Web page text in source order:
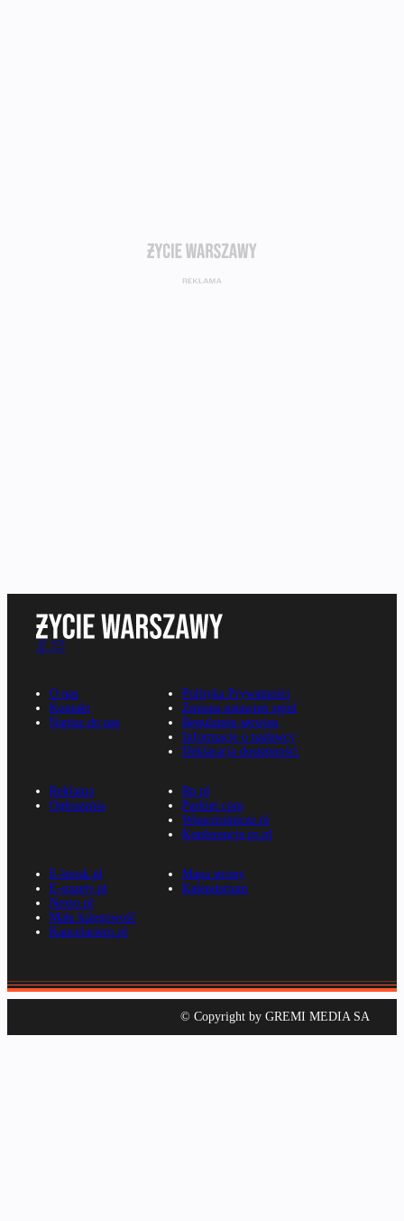
O nas
Kontakt
Napisz do nas
Polityka Prywatności
Zmiana ustawień zgód
Regulamin serwisu
Informacje o nadawcy
Deklaracja dostępności
Reklama
Ogłoszenia
Rp.pl
Parkiet.com
Wiescirolnicze.pl
Konferencje.rp.pl
E-kiosk.pl
E-gazety.pl
Nexto.pl
Mała księgowość
Kancelarierp.pl
Mapa strony
Kalendarium
© Copyright by GREMI MEDIA SA